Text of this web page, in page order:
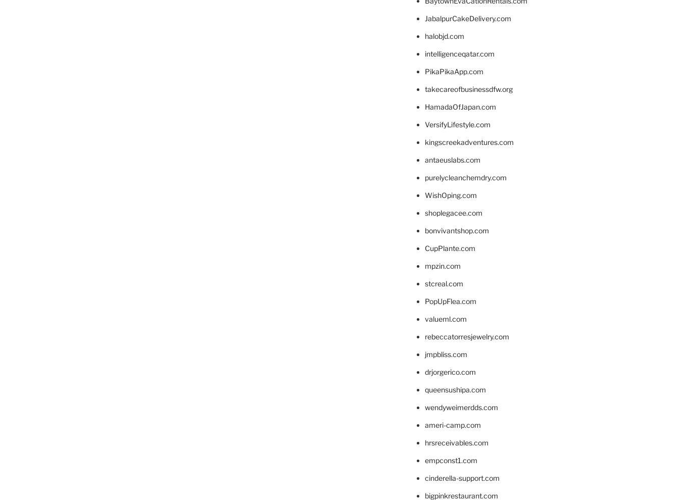
JabalpurCakeDelivery.com
halobjd.com
intelligenceqatar.com
PikaPikaApp.com
takecareofbusinessdfw.org
HamadaOfJapan.com
VersifyLifestyle.com
kingscreekadventures.com
antaeuslabs.com
purelycleanchemdry.com
WishOping.com
shoplegacee.com
bonvivantshop.com
CupPlante.com
mpzin.com
stcreal.com
PopUpFlea.com
valueml.com
rebeccatorresjewelry.com
jmpbliss.com
drjorgerico.com
queensushipa.com
wendyweimerdds.com
ameri-camp.com
hrsreceivables.com
empconst1.com
cinderella-support.com
bigpinkrestaurant.com